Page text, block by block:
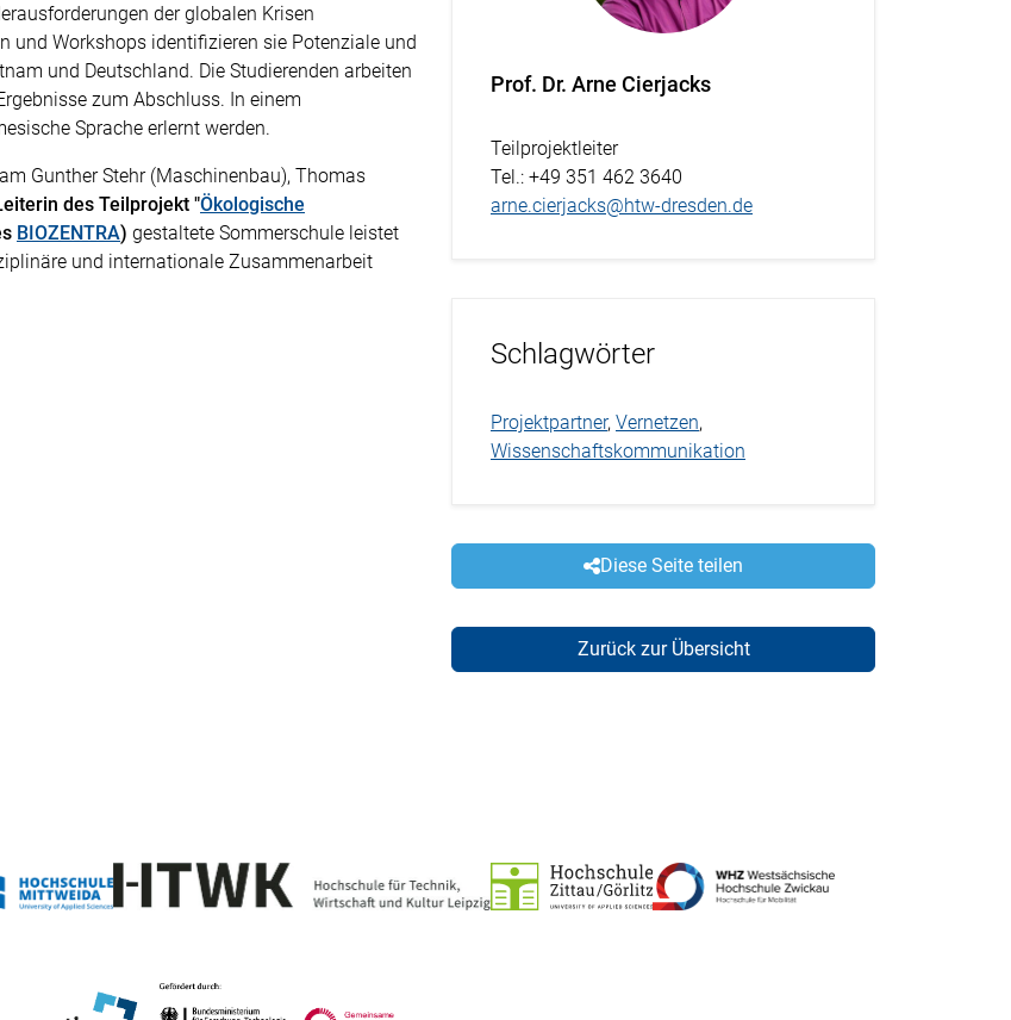
der globalen Krisen
und Workshops identifizieren sie Potenziale und
und Deutschland. Die Studierenden arbeiten
zum Abschluss. In einem
Sprache erlernt werden.
Gunther Stehr (Maschinenbau), Thomas
des Teilprojekt "Ökologische
BIOZENTRA) gestaltete Sommerschule leistet
und internationale Zusammenarbeit
Prof. Dr. Arne Cierjacks
Teilprojektleiter
Tel.: +49 351 462 3640
arne.cierjacks@htw-dresden.de
Schlagwörter
Projektpartner, Vernetzen,
Wissenschaftskommunikation
Diese Seite teilen
Zurück zur Übersicht